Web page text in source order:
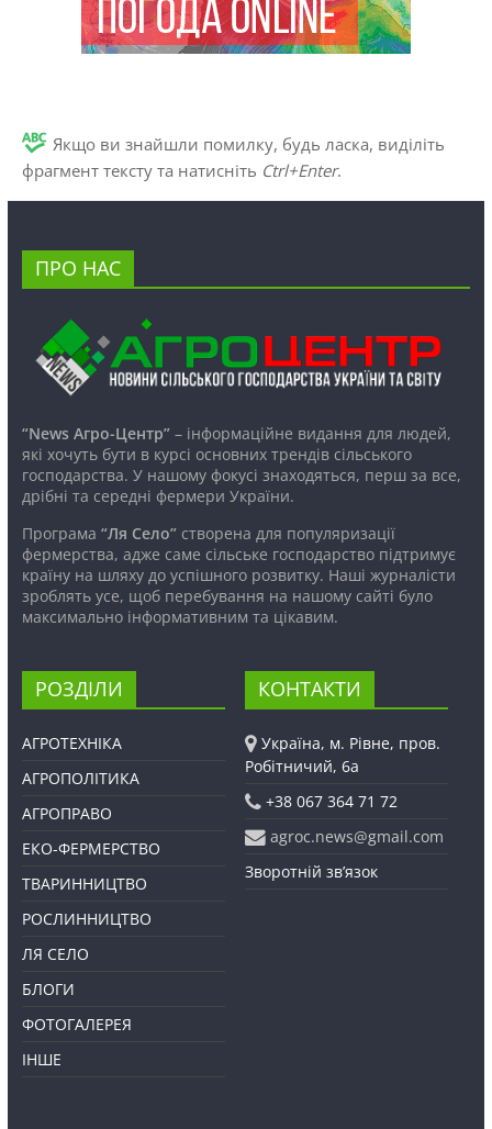
Якщо ви знайшли помилку, будь ласка, виділіть
фрагмент тексту та натисніть Ctrl+Enter.
ПРО НАС
“News Агро-Центр”– інформаційне видання для людей,
які хочуть бути в курсі основних трендів сільського
господарства. У нашому фокусі знаходяться, перш за все,
дрібні та середні фермери України.
Програма “Ля Село”створена для популяризації
фермерства, адже саме сільське господарство підтримує
країну на шляху до успішного розвитку. Наші журналісти
зроблять усе, щоб перебування на нашому сайті було
максимально інформативним та цікавим.
РОЗДІЛИ
АГРОТЕХНІКА
АГРОПОЛІТИКА
АГРОПРАВО
ЕКО-ФЕРМЕРСТВО
ТВАРИННИЦТВО
РОСЛИННИЦТВО
ЛЯ СЕЛО
БЛОГИ
ФОТОГАЛЕРЕЯ
ІНШЕ
КОНТАКТИ
Україна, м. Рівне, пров.
Робітничий, 6а
+38 067 364 71 72
agroc.news@gmail.com
Зворотній зв’язок